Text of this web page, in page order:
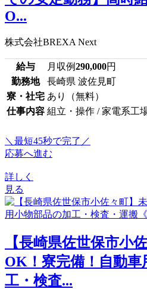
O...
株式会社BREXA Next
給与 月収例290,000円
勤務地
長崎県 波佐見町
寮・社宅 あり（無料）
仕事内容 組立・操作 / 家電系工
＼最短45秒で完了／
応募へ進む
詳しく
見る
【長崎県佐世保市小
OK！寮完備！自動車
工・検査...